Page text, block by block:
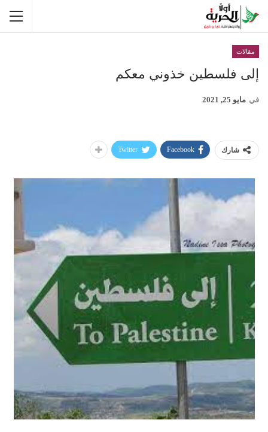
مقالات
إلى فلسطين خذوني معكم
في مايو 25, 2021
شارك Facebook
Twitter